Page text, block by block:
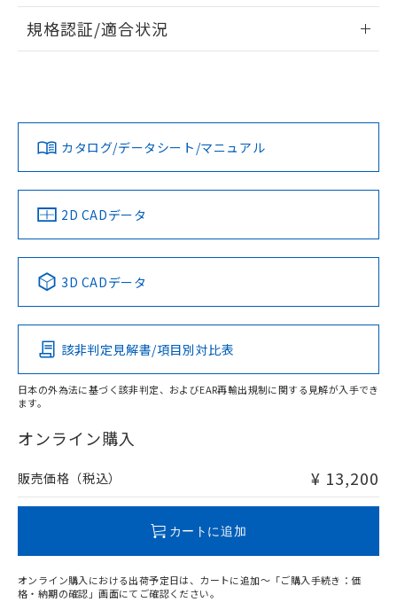
タイムチャート
A: 60mm以上、B: 35mm以上
以上、n: 27mm以上
検出領域
ログイン/会員登録
ダウンロードデータをご利用いただく前に、以下を必ずお読
みください。
ソフトウェアの使用条件
EU RoHS 注意事項・凡例
対応済み
中国 RoHS 注意事項・凡例
Pb Hg Cd Cr(VI)
O
在庫等で未対応品が混在する可能性があります。
問い合わせください。
規格認証/適合状況
LR型式承認
（イギリス
船舶規格）
DNV型式承認
（ノルウェー
BV型式承認
（フランス
KR型式
（韓国
No No No No
この製品の規格認証/適合状況ページへ
その他の認証はこちらのページからご検索ください
カタログ/データシート/マニュアル
2D CADデータ
3D CADデータ
該非判定見解書/項目別対比表
日本の外為法に基づく該非判定、およびEAR再輸出規制に関する見解が入手でき
ます。
オンライン購入
販売価格（税込） ¥ 13,200
カートに追加
オンライン購入における出荷予定日は、カートに追加～「ご購入手続き：価
格・納期の確認」画面にてご確認ください。